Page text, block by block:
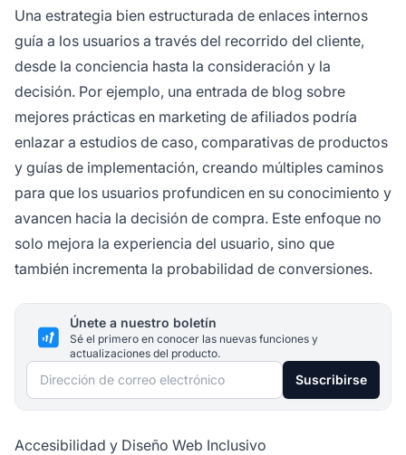
Una estrategia bien estructurada de enlaces internos
guía a los usuarios a través del recorrido del cliente,
desde la conciencia hasta la consideración y la
decisión. Por ejemplo, una entrada de blog sobre
mejores prácticas en marketing de afiliados podría
enlazar a estudios de caso, comparativas de productos
y guías de implementación, creando múltiples caminos
para que los usuarios profundicen en su conocimiento y
avancen hacia la decisión de compra. Este enfoque no
solo mejora la experiencia del usuario, sino que
también incrementa la probabilidad de conversiones.
Únete a nuestro boletín
Sé el primero en conocer las nuevas funciones y
actualizaciones del producto.
Dirección de correo electrónico Suscribirse
Accesibilidad y Diseño Web Inclusivo